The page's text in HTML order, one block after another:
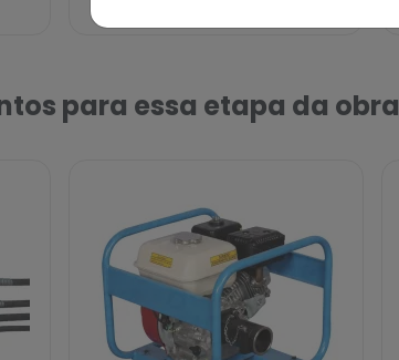
para essa etapa da obra